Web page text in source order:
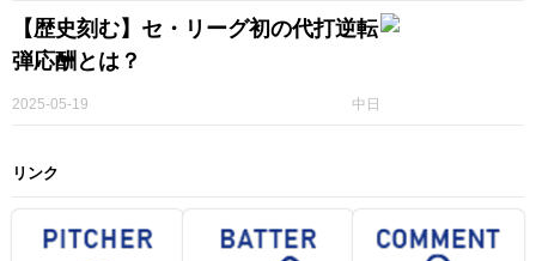
【歴史刻む】セ・リーグ初の代打逆転
弾応酬とは？
中日
2025-05-19
リンク